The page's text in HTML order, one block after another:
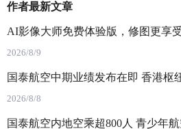
作者最新文章
AI影像大师免费体验版，修图更享
2026/8/9
国泰航空中期业绩发布在即 香港枢
2026/8/8
国泰航空内地空乘超800人 青少年